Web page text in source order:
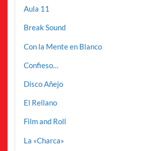
Aula 11
Break Sound
Con la Mente en Blanco
Confieso…
Disco Añejo
El Rellano
Film and Roll
La «Charca»